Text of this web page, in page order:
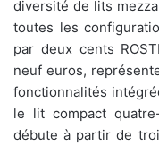
diversité de lits
toutes les
par deux cents
neuf euros,
fonctionnalités
le lit compact
débute à partir de